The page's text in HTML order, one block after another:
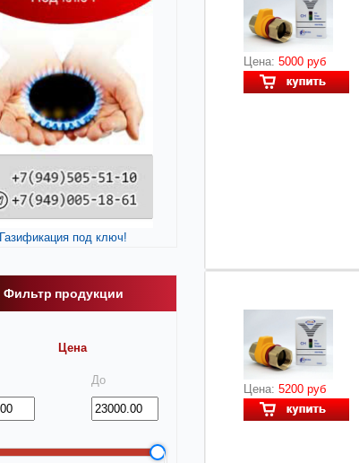
Газификация под ключ!
Фильтр продукции
Цена
До
Цена: 5000 руб
Цена: 5200 руб